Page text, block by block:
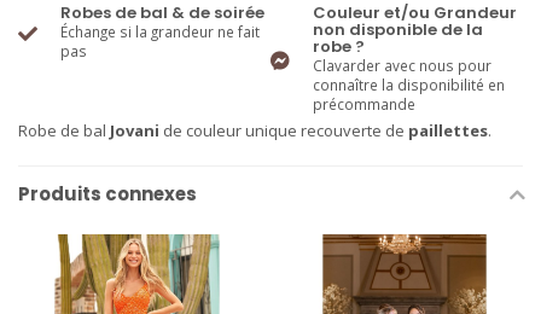
Robes de bal & de soirée
Échange si la grandeur ne fait
pas
Couleur et/ou Grandeur
non disponible de la
robe ?
Clavarder avec nous pour
connaître la disponibilité en
précommande
Robe de bal Jovani de couleur unique recouverte de paillettes.
Produits connexes